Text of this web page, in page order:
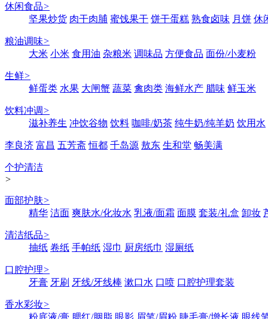
休闲食品>
坚果炒货 肉干肉脯 蜜饯果干 饼干蛋糕 熟食卤味 月饼 休
粮油调味>
大米 小米 食用油 杂粮米 调味品 方便食品 面份/小麦粉
生鲜>
鲜蛋类 水果 大闸蟹 蔬菜 禽肉类 海鲜水产 腊味 鲜玉米
饮料冲调>
滋补养生 冲饮谷物 饮料 咖啡/奶茶 纯牛奶/纯羊奶 饮用水
李良济 富昌 五芳斋 恒都 千岛源 敖东 生和堂 畅美满
个护清洁
>
面部护肤>
精华 洁面 爽肤水/化妆水 乳液/面霜 面膜 套装/礼盒 卸妆
清洁纸品>
抽纸 卷纸 手帕纸 湿巾 厨房纸巾 湿厕纸
口腔护理>
牙膏 牙刷 牙线/牙线棒 漱口水 口喷 口腔护理套装
香水彩妆>
粉底液/膏 腮红/胭脂 眼影 眉笔/眉粉 睫毛膏/增长液 眼线